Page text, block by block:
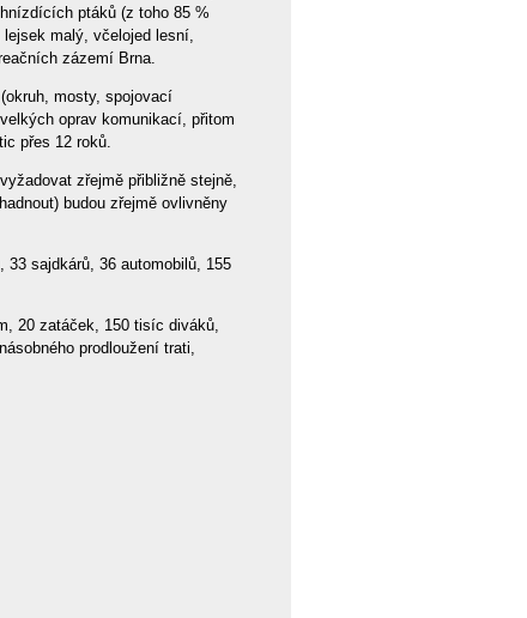
ptáků (z toho 85 %
malý, včelojed lesní,
zázemí Brna.
mosty, spojovací
oprav komunikací, přitom
přes 12 roků.
zřejmě přibližně stejně,
budou zřejmě ovlivněny
sajdkárů, 36 automobilů, 155
20 zatáček, 150 tisíc diváků,
prodloužení trati,